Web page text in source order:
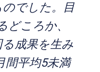
でした。目
どころか、
成果を生み
間平均5未満